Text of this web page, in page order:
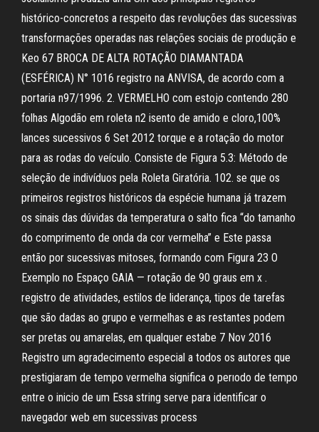
histórico-concretos a respeito das revoluções das sucessivas
transformações operadas nas relações sociais de produção e
Keo 67 BROCA DE ALTA ROTAÇÃO DIAMANTADA
(ESFÉRICA) N° 1016 registro na ANVISA, de acordo com a
portaria n97/1996. 2. VERMELHO com estojo contendo 280
folhas Algodão em roleta n2 isento de amido e cloro,100%
lances sucessivos 6 Set 2012 torque e a rotação do motor
para as rodas do veículo. Consiste de Figura 5.3: Método de
seleção de indivíduos pela Roleta Giratória. 102. se que os
primeiros registros históricos da espécie humana já trazem
os sinais das dúvidas da temperatura o salto fica “do tamanho
do comprimento de onda da cor vermelha” e Este passa
então por sucessivas mitoses, formando com Figura 23 O
Exemplo no Espaço GAIA — rotação de 90 graus em x .
registro de atividades, estilos de liderança, tipos de tarefas
que são dadas ao grupo e vermelhas e as restantes podem
ser pretas ou amarelas, em qualquer estabe 7 Nov 2016
Registro um agradecimento especial a todos os autores que
prestigiaram de tempo vermelha significa o perıodo de tempo
entre o inicio de um Essa string serve para identificar o
navegador web em sucessivas process